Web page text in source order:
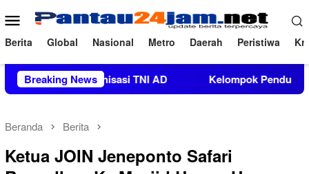
ke
konten
Menu
Mobile
Berita Global Nasional Metro Daerah Peristiwa
Breaking News
Organisasi TNI AD Kelompok Pendukung Moha
Beranda Berita
Ketua JOIN Jeneponto Safari